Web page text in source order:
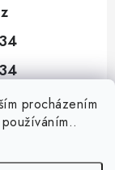
procházením